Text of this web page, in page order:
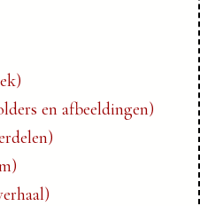
en afbeeldingen)